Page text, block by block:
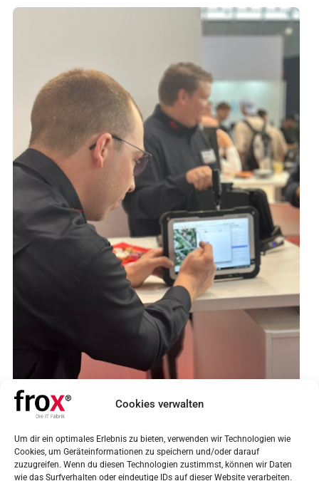
Cookies verwalten
Um dir ein optimales Erlebnis zu bieten, verwenden wir Technologien wie
Cookies, um Geräteinformationen zu speichern und/oder darauf
zuzugreifen. Wenn du diesen Technologien zustimmst, können wir Daten
wie das Surfverhalten oder eindeutige IDs auf dieser Website verarbeiten.
FROX GmbH